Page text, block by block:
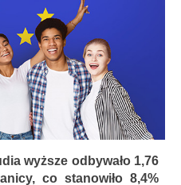
wyższe odbywało 1,76
co stanowiło 8,4%